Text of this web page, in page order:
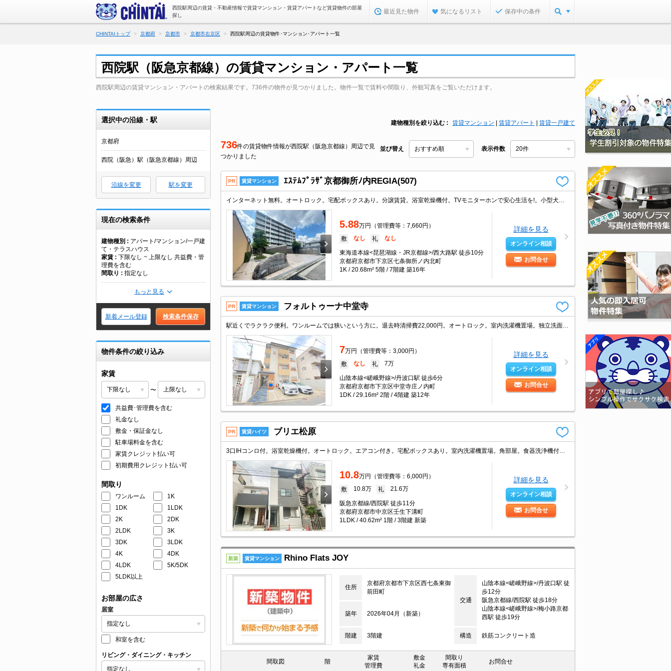
西院駅周辺の賃貸・不動産情報で賃貸マンション・賃貸アパートなど賃貸物件の部屋
探し
最近見た物件 気になるリスト 保存中の条件
CHINTAIトップ 京都府 京都市 京都市右京区 西院駅周辺の賃貸物件･マンション･アパート一覧
西院駅（阪急京都線）の賃貸マンション・アパート一覧
西院駅周辺の賃貸マンション・アパートの検索結果です。736件の物件が見つかりました。物件一覧で賃料や間取り、外観写真をご覧いただけます。
選択中の沿線・駅
京都府
西院（阪急）駅（阪急京都線）周辺
沿線を変更 駅を変更
現在の検索条件
建物種別
アパート/マンション/一戸建
て・テラスハウス
家賃
下限なし ~ 上限なし 共益費・管
理費を含む
間取り
指定なし
もっと見る
新着メール登録 検索条件保存
物件条件の絞り込み
家賃
〜
共益費･管理費を含む
礼金なし
敷金・保証金なし
駐車場料金を含む
家賃クレジット払い可
初期費用クレジット払い可
間取り
ワンルーム
1K
1DK
1LDK
2K
2DK
2LDK
3K
3DK
3LDK
4K
4DK
4LDK
5K/5DK
5LDK以上
お部屋の広さ
居室
和室を含む
リビング・ダイニング・キッチン
建物種別を絞り込む 賃貸マンション 賃貸アパート 賃貸一戸建て
736件の賃貸物件情報が西院駅（阪急京都線）周辺で見
つかりました
並び替え 表示件数
PR 賃貸マンション ｴｽﾃﾑﾌﾟﾗｻﾞ京都御所ﾉ内REGIA(507)
5.88万円（管理費等：7,660円）
敷 なし 礼 なし
東海道本線<琵琶湖線・JR京都線>/西大路駅 徒歩10分
京都府京都市下京区七条御所ノ内北町
1K / 20.68m² 5階 / 7階建 築16年
詳細を見る
オンライン相談
お問合せ
PR 賃貸マンション フォルトゥーナ中堂寺
7万円（管理費等：3,000円）
敷 なし 礼 7万
山陰本線<嵯峨野線>/丹波口駅 徒歩6分
京都府京都市下京区中堂寺庄ノ内町
1DK / 29.16m² 2階 / 4階建 築12年
詳細を見る
オンライン相談
お問合せ
PR 賃貸ハイツ ブリエ松原
10.8万円（管理費等：6,000円）
敷 10.8万 礼 21.6万
阪急京都線/西院駅 徒歩11分
京都府京都市中京区壬生下溝町
1LDK / 40.62m² 1階 / 3階建 新築
詳細を見る
オンライン相談
お問合せ
新築 賃貸マンション Rhino Flats JOY
住所
京都府京都市下京区西七条東御
前田町
交通
山陰本線<嵯峨野線>/丹波口駅 徒
歩12分
阪急京都線/西院駅 徒歩18分
山陰本線<嵯峨野線>/梅小路京都
西駅 徒歩19分
築年 2026年04月（新築）
階建 3階建 構造 鉄筋コンクリート造
間取図 階
家賃
管理費
敷金
礼金
間取り
専有面積
お問合せ